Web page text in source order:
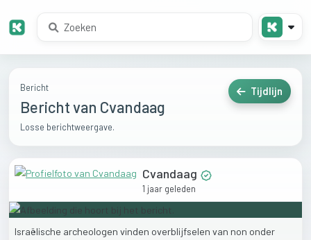
Bericht
Bericht van Cvandaag
Losse berichtweergave.
Tijdlijn
Cvandaag
1 jaar geleden
Israëlische archeologen vinden overblijfselen van non onder